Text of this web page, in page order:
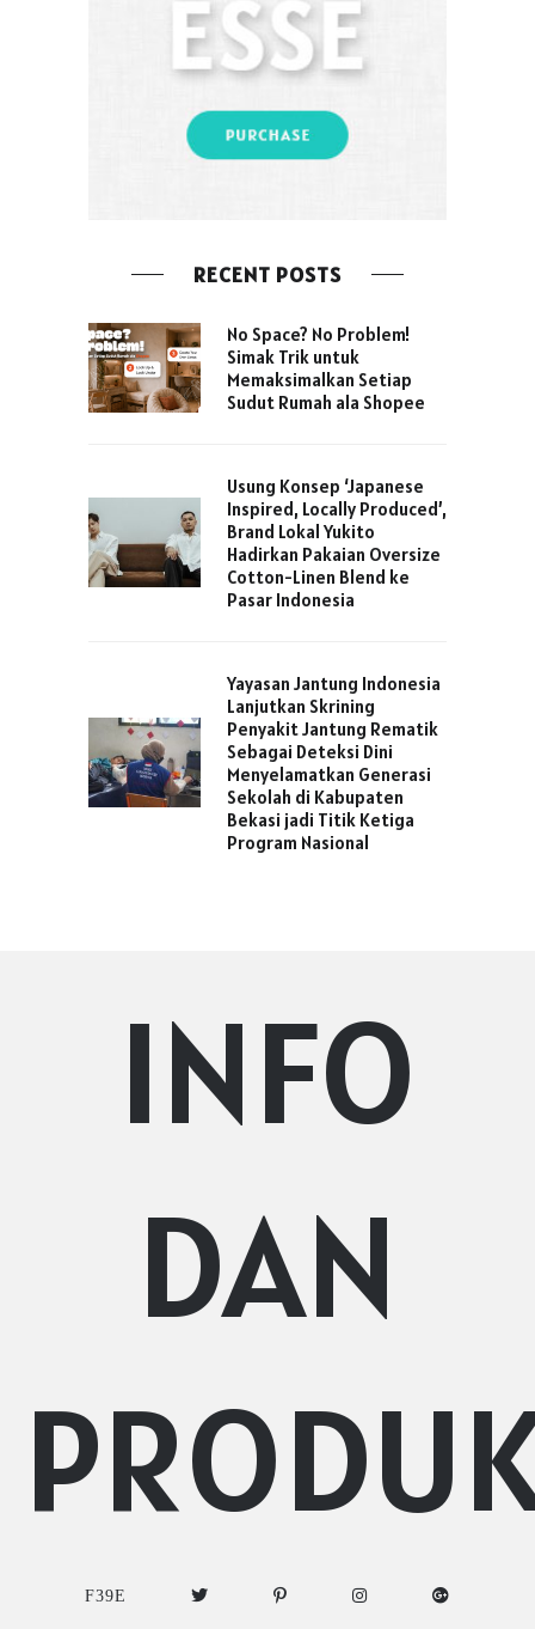
RECENT POSTS
No Space? No Problem!
Simak Trik untuk
Memaksimalkan Setiap
Sudut Rumah ala Shopee
Usung Konsep ‘Japanese
Inspired, Locally Produced’,
Brand Lokal Yukito
Hadirkan Pakaian Oversize
Cotton-Linen Blend ke
Pasar Indonesia
Yayasan Jantung Indonesia
Lanjutkan Skrining
Penyakit Jantung Rematik
Sebagai Deteksi Dini
Menyelamatkan Generasi
Sekolah di Kabupaten
Bekasi jadi Titik Ketiga
Program Nasional
INFO
DAN